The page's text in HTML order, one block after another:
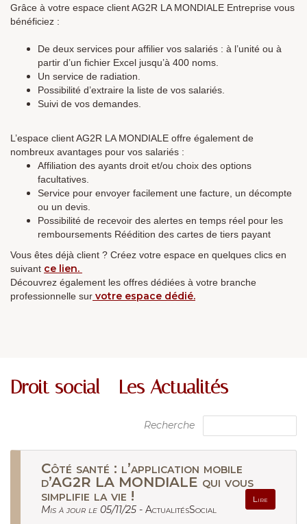
Grâce à votre espace client AG2R LA MONDIALE Entreprise vous
bénéficiez :
De deux services pour affilier vos salariés : à l’unité ou à
partir d’un fichier Excel jusqu’à 400 noms.
Un service de radiation.
Possibilité d’extraire la liste de vos salariés.
Suivi de vos demandes.
L’espace client AG2R LA MONDIALE offre également de
nombreux avantages pour vos salariés :
Affiliation des ayants droit et/ou choix des options
facultatives.
Service pour envoyer facilement une facture, un décompte
ou un devis.
Possibilité de recevoir des alertes en temps réel pour les
remboursements Réédition des cartes de tiers payant
Vous êtes déjà client ? Créez votre espace en quelques clics en
suivant ce lien.
Découvrez également les offres dédiées à votre branche
professionnelle sur votre espace dédié.
Droit social - Les Actualités
Recherche
Côté santé : l’application mobile
d’AG2R LA MONDIALE qui vous
simplifie la vie !
Lire
Mis à jour le 05/11/25 - ActualitésSocial